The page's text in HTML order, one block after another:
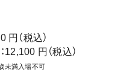
円（税込）
円（税込）
未満入場不可